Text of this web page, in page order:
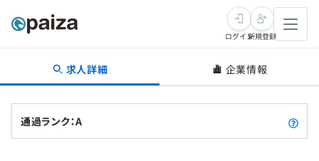
転職・キャリア
新卒就活
ログイン新規登録
求人詳細 企業情報
通過ランク：A